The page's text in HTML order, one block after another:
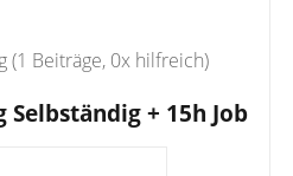
(1 Beiträge, 0x hilfreich)
+ 15h Job